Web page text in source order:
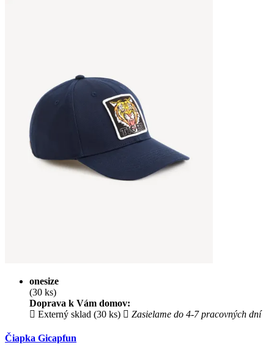
onesize
(30 ks)
Doprava k Vám domov:
Externý sklad (30 ks)
Zasielame do 4-7 pracovných dní
Čiapka Gicapfun